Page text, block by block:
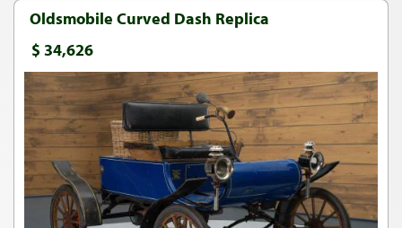
Oldsmobile Curved Dash Replica
$ 34,626